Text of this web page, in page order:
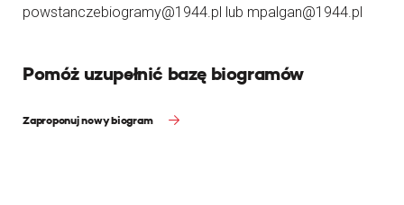
powstanczebiogramy@1944.pl lub mpalgan@1944.pl
Pomóż uzupełnić bazę biogramów
Zaproponuj nowy biogram